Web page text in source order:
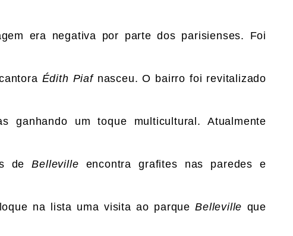
era negativa por parte dos parisienses. Foi
Édith Piafnasceu. O bairro foi revitalizado
ganhando um toque multicultural. Atualmente
deBelleville encontra grafites nas paredes e
na lista uma visita ao parqueBelleville que